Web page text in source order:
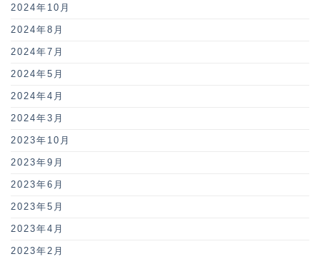
2024年10月
2024年8月
2024年7月
2024年5月
2024年4月
2024年3月
2023年10月
2023年9月
2023年6月
2023年5月
2023年4月
2023年2月